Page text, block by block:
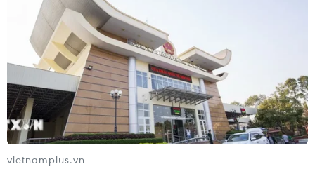
Điểm lại 10 sự kiện thế giới
nổi bật trong năm 2016
25/12/2016 12:48
Một năm 2016 khép lại với nhiều biến động, các sự kiện
quan trọng nối tiếp nhau như: Tòa Trọng tài bác bỏ yêu
sách của Trung Quốc ở Biển Đông, Lãnh tụ cách mạng
Cuba Fidel Castro qua đời...
vietnamplus.vn